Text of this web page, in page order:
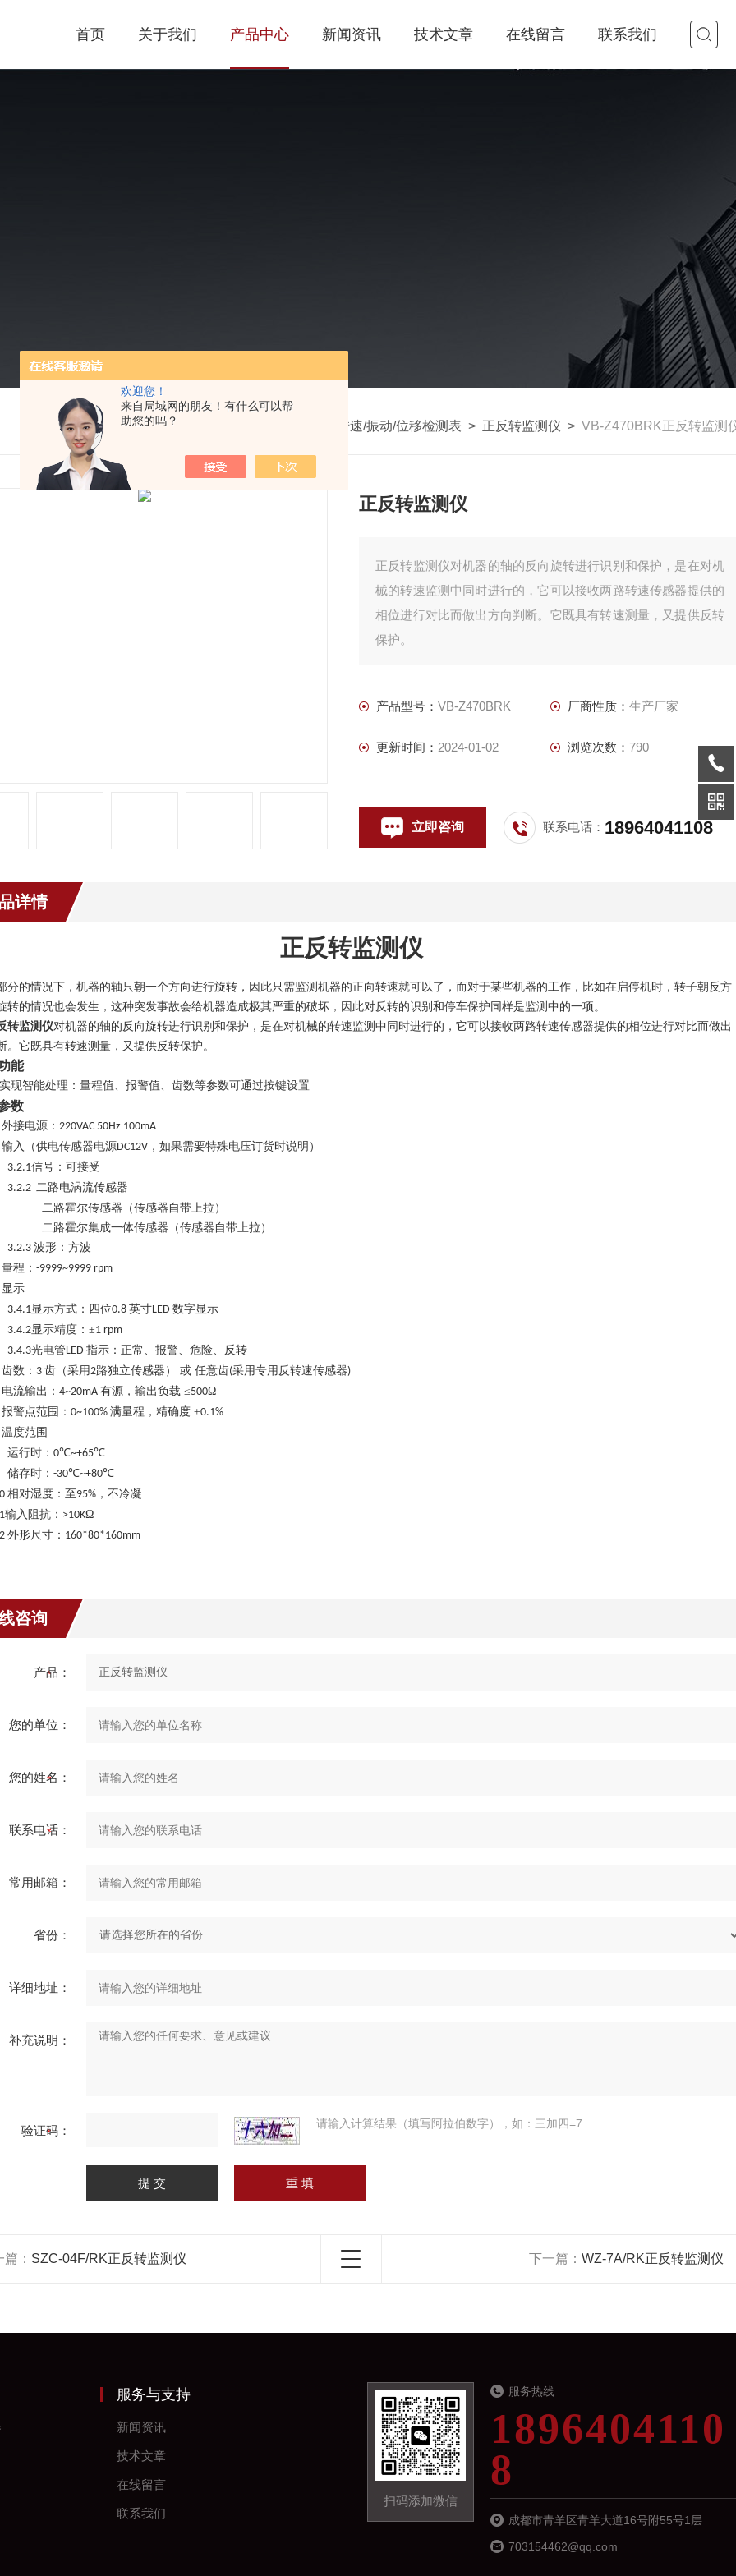
欢迎您！
来自局域网的朋友！有什么可以帮
助您的吗？
首页 关于我们 产品中心 新闻资讯 技术文章 在线留言 联系我们
我的位置： 转速/振动/位移检测表 > 正反转监测仪 > VB-Z470BRK正反转监测
正反转监测仪
正反转监测仪对机器的轴的反向旋转进行识别和保护，是在对机
械的转速监测中同时进行的，它可以接收两路转速传感器提供的
相位进行对比而做出方向判断。它既具有转速测量，又提供反转
保护。
产品型号： VB-Z470BRK 厂商性质： 生产厂家
更新时间： 2024-01-02 浏览次数： 790
立即咨询 联系电话： 18964041108
详情
正反转监测仪
分的情况下，机器的轴只朝一个方向进行旋转，因此只需监测机器的正向转速就可以了，而对于某些机器的工作，比如在启停机时，转子朝反方
转的情况也会发生，这种突发事故会给机器造成极其严重的破坏，因此对反转的识别和停车保护同样是监测中的一项。
转监测仪对机器的轴的反向旋转进行识别和保护，是在对机械的转速监测中同时进行的，它可以接收两路转速传感器提供的相位进行对比而做出
。它既具有转速测量，又提供反转保护。
能
实现智能处理：量程值、报警值、齿数等参数可通过按键设置
数
外接电源： 220VAC 50Hz 100mA
输入（供电传感器电源DC12V ，如果需要特殊电压订货时说明）
3.2.1信号：可接受
3.2.2 二路电涡流传感器
二路霍尔传感器（传感器自带上拉）
二路霍尔集成一体传感器（传感器自带上拉）
3.2.3 波形：方波
量程： -9999~9999 rpm
显示
3.4.1显示方式：四位0.8 英寸LED 数字显示
3.4.2显示精度： ±1 rpm
3.4.3光电管LED 指示：正常、报警、危险、反转
齿数： 3 齿（采用2路独立传感器） 或 任意齿(采用专用反转速传感器)
电流输出： 4~20mA 有源，输出负载 ≤500Ω
报警点范围： 0~100% 满量程，精确度 ±0.1%
温度范围
运行时： 0℃~+65℃
储存时： -30℃~+80℃
相对湿度：至 95% ，不冷凝
输入阻抗： >10KΩ
外形尺寸： 160*80*160mm
咨询
产品：
您的单位：
您的姓名：
联系电话：
常用邮箱：
省份：
详细地址：
补充说明：
验证码： 请输入计算结果（填写阿拉伯数字），如：三加四=7
篇： SZC-04F/RK正反转监测仪 下一篇： WZ-7A/RK正反转监测仪
服务与支持
新闻资讯
技术文章
在线留言
联系我们
扫码添加微信
服务热线
1896404110
8
成都市青羊区青羊大道16号附55号1层
703154462@qq.com